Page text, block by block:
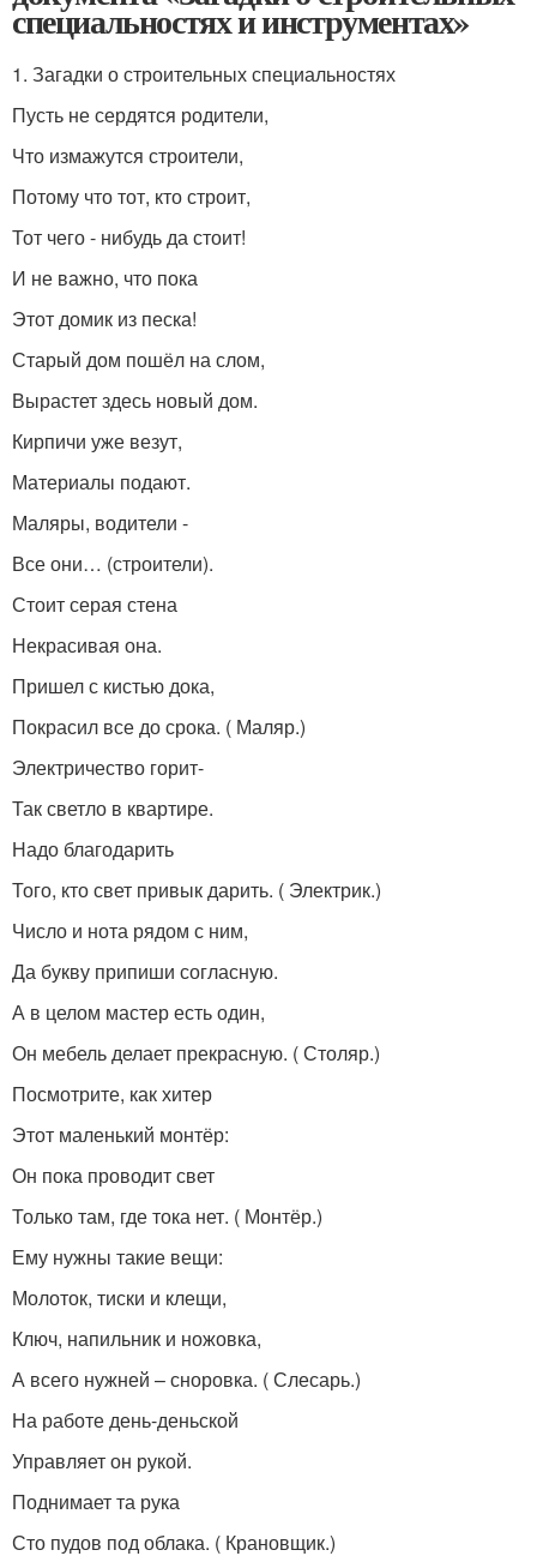
специальностях и инструментах»
1. Загадки о строительных специальностях
Пусть не сердятся родители,
Что измажутся строители,
Потому что тот, кто строит,
Тот чего - нибудь да стоит!
И не важно, что пока
Этот домик из песка!
Старый дом пошёл на слом,
Вырастет здесь новый дом.
Кирпичи уже везут,
Материалы подают.
Маляры, водители -
Все они… (строители).
Стоит серая стена
Некрасивая она.
Пришел с кистью дока,
Покрасил все до срока. ( Маляр.)
Электричество горит-
Так светло в квартире.
Надо благодарить
Того, кто свет привык дарить. ( Электрик.)
Число и нота рядом с ним,
Да букву припиши согласную.
А в целом мастер есть один,
Он мебель делает прекрасную. ( Столяр.)
Посмотрите, как хитер
Этот маленький монтёр:
Он пока проводит свет
Только там, где тока нет. ( Монтёр.)
Ему нужны такие вещи:
Молоток, тиски и клещи,
Ключ, напильник и ножовка,
А всего нужней – сноровка. ( Слесарь.)
На работе день-деньской
Управляет он рукой.
Поднимает та рука
Сто пудов под облака. ( Крановщик.)